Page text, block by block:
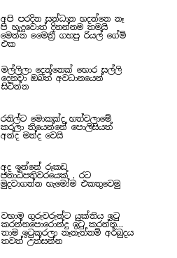
අපි පරදින සන්ධාන හදන්නෙ නෑ
පි හැදුවොත් දිනන්නම තමයි
මෙන්න මෛත්‍රී ගහපු රියල් ගේම්
එක
මල්ලිලා දෙන්නෙක් හොර සල්ලි
දෙනවා ඔබත් අවධානයෙන්
සිටින්න
රනිල්ට මොකක්ද හත්වලාමේ
කරලා තියෙන්නේ පොලිසියත්
අන්ද මන්ද වෙයි
අද ඉන්නේ රූකඩ
ජනාධිපතිවරයෙක් , රට
මුදවාගන්න හැමෝම එකතුවෙමු
වහාම ගුරුවරුන්ට යුක්තිය ඉටු
කරන්නපොරොන්දු ඉටු කරන්න...
තාම ඉටුකරලා නෑනැත්නම් අර්බුදය
තවත් උත්සන්න